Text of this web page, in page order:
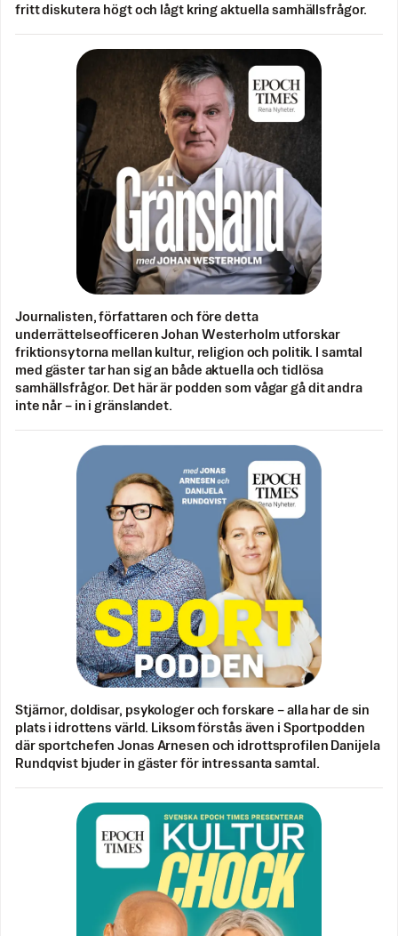
fritt diskutera högt och lågt kring aktuella samhällsfrågor.
Journalisten, författaren och före detta
underrättelseofficeren Johan Westerholm utforskar
friktionsytorna mellan kultur, religion och politik. I samtal
med gäster tar han sig an både aktuella och tidlösa
samhällsfrågor. Det här är podden som vågar gå dit andra
inte når – in i gränslandet.
Stjärnor, doldisar, psykologer och forskare – alla har de sin
plats i idrottens värld. Liksom förstås även i Sportpodden
där sportchefen Jonas Arnesen och idrottsprofilen Danijela
Rundqvist bjuder in gäster för intressanta samtal.